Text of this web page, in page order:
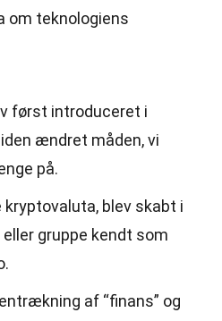
om teknologiens
først introduceret i
ændret måden, vi
på.
blev skabt i
gruppe kendt som
af “finans” og